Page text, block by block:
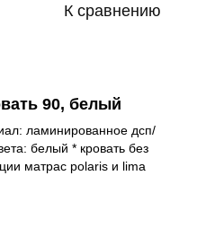
К сравнению
90, белый
ламинированное дсп/
белый * кровать без
матрас polaris и lima